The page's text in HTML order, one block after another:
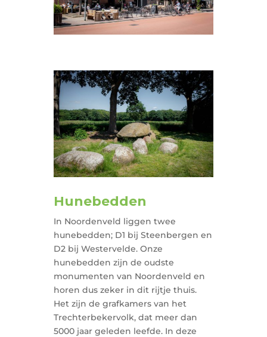
Hunebedden
In Noordenveld liggen twee
hunebedden; D1 bij Steenbergen en
D2 bij Westervelde. Onze
hunebedden zijn de oudste
monumenten van Noordenveld en
horen dus zeker in dit rijtje thuis.
Het zijn de grafkamers van het
Trechterbekervolk, dat meer dan
5000 jaar geleden leefde. In deze